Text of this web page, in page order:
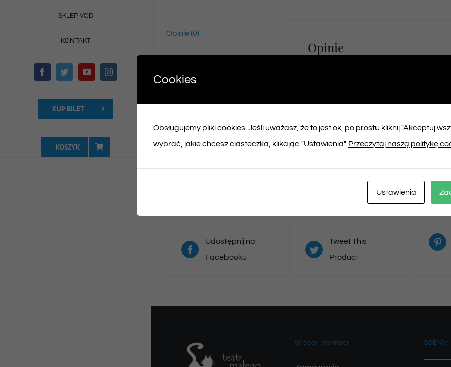
SKLEP VOD
KONTAKT
KUP BILET
KOSZYK
Opinie (0)
Opinie
Napisz pierwszą opinię o „Bilet na
Udostępnij na
Facebooku
Tweet This
Product
Więcej informacji SCENY:
Cookies
Obsługujemy pliki cookies. Jeśli uważasz, że to jest ok, po prostu kliknij "Akceptuj
wybrać, jakie chcesz ciasteczka, klikając "Ustawienia". Przeczytaj naszą politykę
Ustawienia